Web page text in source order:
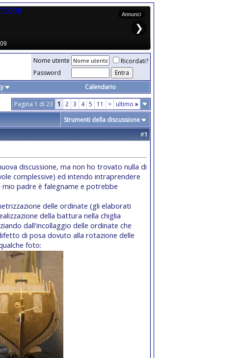
Nome utente
Ricordati?
Password
Calendario
Pagina 1 di 23 1 2 3 4 5 11 > ultimo »
Strumenti della discussione
#1
discussione, ma non ho trovato nulla di
complessive) ed intendo intraprendere
padre è falegname e potrebbe
delle ordinate (gli elaborati
della battura nella chiglia
dall'incollaggio delle ordinate che
di posa dovuto alla rotazione delle
foto: